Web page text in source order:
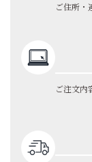
ご住所・
ご注文内